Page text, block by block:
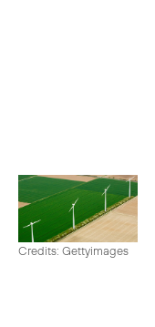
Credits: Gettyimages